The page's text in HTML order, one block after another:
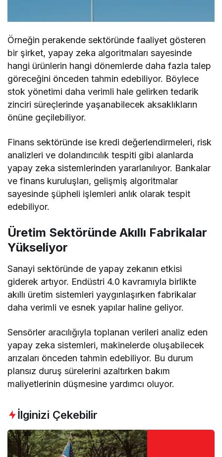
Örneğin perakende sektöründe faaliyet gösteren
bir şirket, yapay zeka algoritmaları sayesinde
hangi ürünlerin hangi dönemlerde daha fazla talep
göreceğini önceden tahmin edebiliyor. Böylece
stok yönetimi daha verimli hale gelirken tedarik
zinciri süreçlerinde yaşanabilecek aksaklıkların
önüne geçilebiliyor.
Finans sektöründe ise kredi değerlendirmeleri, risk
analizleri ve dolandırıcılık tespiti gibi alanlarda
yapay zeka sistemlerinden yararlanılıyor. Bankalar
ve finans kuruluşları, gelişmiş algoritmalar
sayesinde şüpheli işlemleri anlık olarak tespit
edebiliyor.
Üretim Sektöründe Akıllı Fabrikalar
Yükseliyor
Sanayi sektöründe de yapay zekanın etkisi
giderek artıyor. Endüstri 4.0 kavramıyla birlikte
akıllı üretim sistemleri yaygınlaşırken fabrikalar
daha verimli ve esnek yapılar haline geliyor.
Sensörler aracılığıyla toplanan verileri analiz eden
yapay zeka sistemleri, makinelerde oluşabilecek
arızaları önceden tahmin edebiliyor. Bu durum
plansız duruş sürelerini azaltırken bakım
maliyetlerinin düşmesine yardımcı oluyor.
İlginizi Çekebilir